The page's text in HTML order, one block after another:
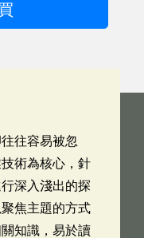
往容易被忽
術為核心，針
深入淺出的探
焦主題的方式
知識，易於讀